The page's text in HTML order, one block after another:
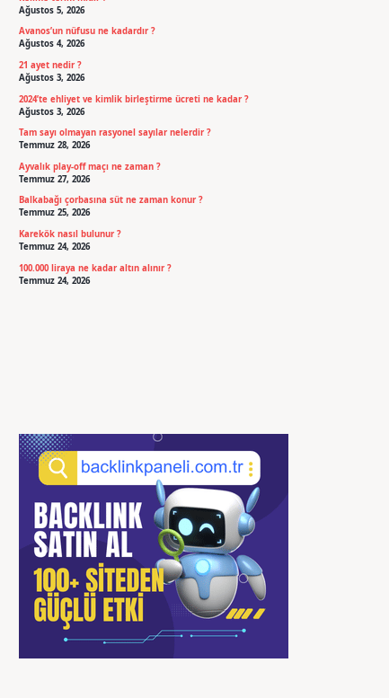
Ağustos 5, 2026
Avanos’un nüfusu ne kadardır ?
Ağustos 4, 2026
21 ayet nedir ?
Ağustos 3, 2026
2024’te ehliyet ve kimlik birleştirme ücreti ne kadar ?
Ağustos 3, 2026
Tam sayı olmayan rasyonel sayılar nelerdir ?
Temmuz 28, 2026
Ayvalık play-off maçı ne zaman ?
Temmuz 27, 2026
Balkabağı çorbasına süt ne zaman konur ?
Temmuz 25, 2026
Karekök nasıl bulunur ?
Temmuz 24, 2026
100.000 liraya ne kadar altın alınır ?
Temmuz 24, 2026